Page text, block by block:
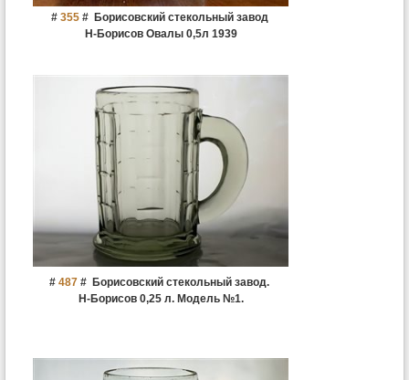
# 355#
Борисовский стекольный завод
Н-Борисов Овалы 0,5л 1939
# 487 # Борисовский стекольный завод.
Н-Борисов 0,25 л. Модель №1.